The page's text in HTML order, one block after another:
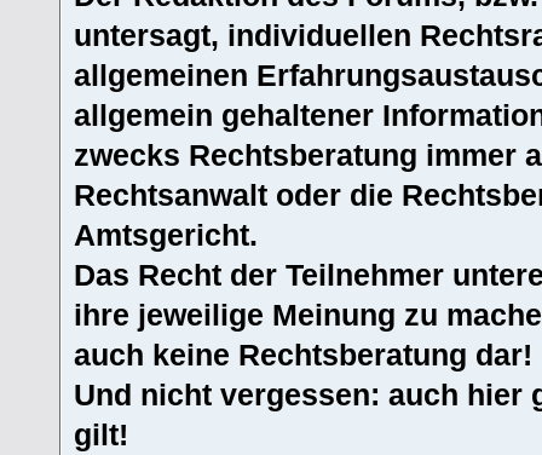
untersagt, individuellen
allgemeinen
allgemein gehaltener
zwecks Rechtsberatung immer
Rechtsanwalt oder die
Amtsgericht.
Das Recht der Teilnehmer
ihre jeweilige Meinung zu
auch keine Rechtsberatung dar!
Und nicht vergessen: auch hier
gilt!